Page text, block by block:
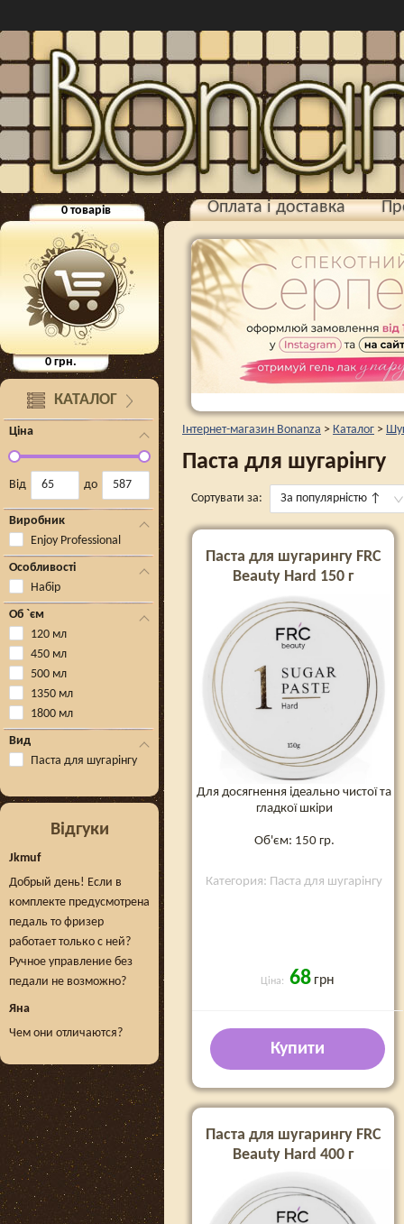
0 товарів
0грн.
КАТАЛОГ
Ціна
Від до
Виробник
Enjoy Professional
Особливості
Набір
Об `єм
120 мл
450 мл
500 мл
1350 мл
1800 мл
Вид
Паста для шугарінгу
Відгуки
Jkmuf
Добрый день! Если в
комплекте предусмотрена
педаль то фризер
работает только с ней?
Ручное управление без
педали не возможно?
Яна
Чем они отличаются?
Оплата і доставка
Інтернет-магазин Bonanza > Каталог >
Паста для шугарінгу
Сортувати за: За популярністю ↑
Паста для шугарингу FRC
Beauty Hard 150 г
Для досягнення ідеально чистої та
гладкої шкіри
Об'єм: 150 гр.
Категория: Паста для шугарінгу
Ціна: 68 грн
Купити
Паста для шугарингу FRC
Beauty Hard 400 г